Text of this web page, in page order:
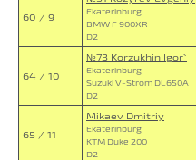
60 / 9
Ekaterinburg
BMW F 900XR
D2
64 / 10
№73 Korzukhin Igor`
Ekaterinburg
Suzuki V-Strom DL650A
D2
65 / 11
Mikaev Dmitriy
Ekaterinburg
KTM Duke 200
D2